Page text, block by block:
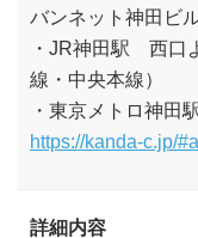
バンネット神田ビ
・JR神田駅 西口
線・中央本線）
・東京メトロ神田
https://kanda-c.jp/
詳細内容